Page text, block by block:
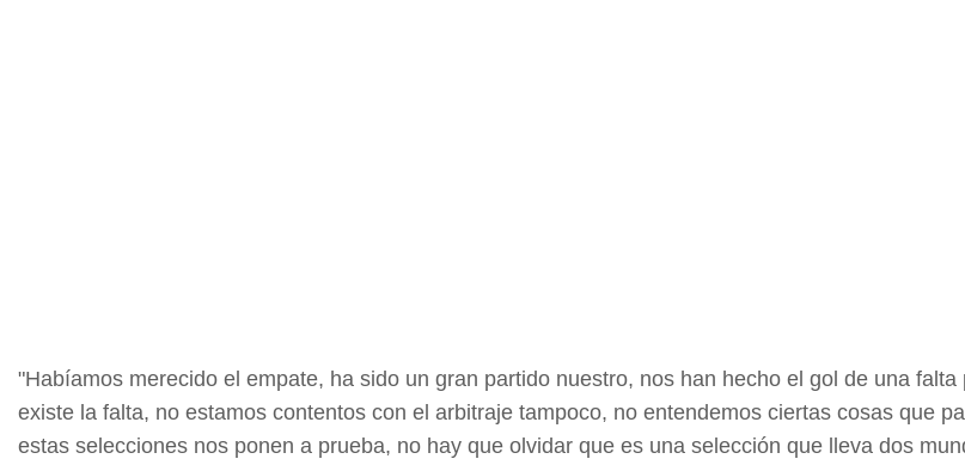
"Habíamos merecido el empate, ha sido un gran partido nuestro, nos han hecho el gol de una
existe la falta, no estamos contentos con el arbitraje tampoco, no entendemos ciertas cosas que
estas selecciones nos ponen a prueba, no hay que olvidar que es una selección que lleva dos